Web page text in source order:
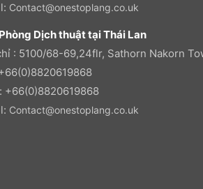
Contact@onestoplang.co.uk
Dịch thuật tại Thái Lan
: 5100/68-69,24flr, Sathorn Nakorn
+66(0)8820619868
Contact@onestoplang.co.uk